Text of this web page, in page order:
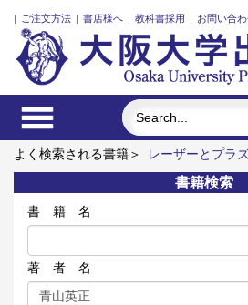
| ご注文方法 | 書店様へ | 教科書採用 | お問い合
よく検索される書籍＞
レーザーとプラ
エリアB1 5周年記念記録集 上方遊歩
電池要素材料・水素貯蔵材料の知的設計
発話冒頭における言語要素の語順と
松山本草
書籍検索
書 籍 名
著 者 名